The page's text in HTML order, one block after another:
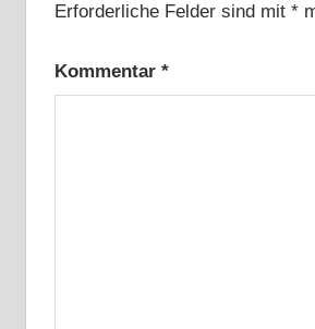
Erforderliche Felder sind mit *
Kommentar *